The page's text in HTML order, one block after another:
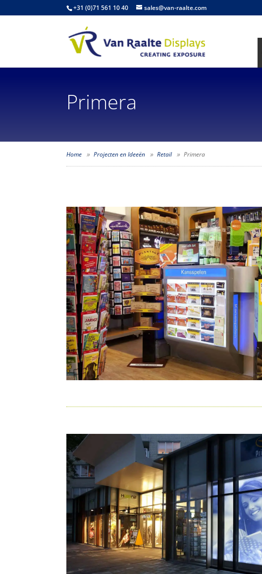
+31 (0)71 561 10 40 sales@van-raalte.com
Primera
Home Projecten en Ideeën Retail Primera